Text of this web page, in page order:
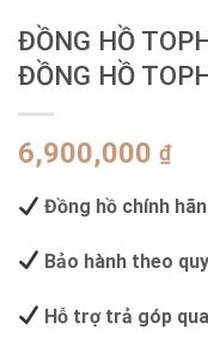
ĐỒNG HỒ
ĐỒNG HỒ
6,900,000 ₫
Đồng hồ chính
Bảo hành theo
Hỗ trợ trả góp